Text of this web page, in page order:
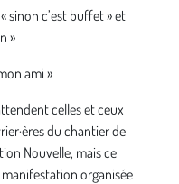
sinon c’est buffet » et
»
ami »
celles et ceux
du chantier de
Nouvelle, mais ce
organisée